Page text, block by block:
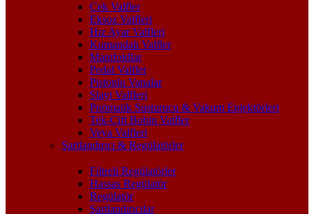
Çek Valfler
Eksoz Valfleri
Hız Ayar Valfleri
Kumandalı Valfler
Manifoldlar
Pedal Valfler
Pistonlu Vanalar
Slayt Valfleri
Pnömatik Susturucu & Vakum Enjektörleri
Tek-Çift Bobin Valfler
Veya Valfleri
Şartlandırıcı & Regülatörler
Filtreli Regülatörler
Hassas Regülatör
Regülatör
Şartlandırıcılar